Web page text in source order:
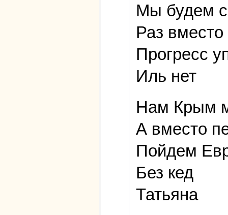
Мы будем
Раз вместо
Прогресс
Иль нет
Нам Крым
А вместо
Пойдем
Без кед
Татьяна